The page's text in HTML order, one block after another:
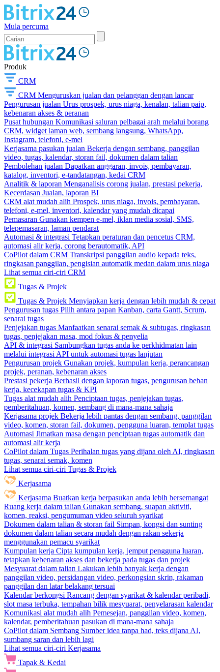
Mula percuma
Produk
CRM
CRM Menguruskan jualan dan pelanggan dengan lancar
Pengurusan jualan Urus prospek, urus niaga, kenalan, talian paip,
kebenaran akses & peranan
Pusat hubungan Komunikasi saluran pelbagai arah melalui borang
CRM, widget laman web, sembang langsung, WhatsApp,
Instagram, telefoni, e-mel
Kerjasama pasukan jualan Bekerja dengan sembang, panggilan
video, tugas, kalendar, storan fail, dokumen dalam talian
Pembolehan jualan Dapatkan anggaran, invois, pembayaran,
katalog, inventori, e-tandatangan, kedai CRM
Analitik & laporan Menganalisis corong jualan, prestasi pekerja,
Kecerdasan Jualan, laporan BI
CRM alat mudah alih Prospek, urus niaga, invois, pembayaran,
telefoni, e-mel, inventori, kalendar yang mudah dicapai
Pemasaran Gunakan kempen e-mel, iklan media sosial, SMS,
telepemasaran, laman pendarat
Automasi & integrasi Tetapkan peraturan dan pencetus CRM,
automasi alir kerja, corong berautomatik, API
CoPilot dalam CRM Transkripsi panggilan audio kepada teks,
ringkasan panggilan, pengisian automatik medan dalam urus niaga
Lihat semua ciri-ciri CRM
Tugas & Projek
Tugas & Projek Menyiapkan kerja dengan lebih mudah & cepat
Pengurusan tugas Pilih antara papan Kanban, carta Gantt, Scrum,
senarai tugas
Penjejakan tugas Manfaatkan senarai semak & subtugas, ringkasan
tugas, penjejakan masa, mod fokus & penyelia
API & integrasi Sambungkan tugas anda ke perkhidmatan lain
melalui integrasi API untuk automasi tugas lanjutan
Pengurusan projek Gunakan projek, kumpulan kerja, perancangan
projek, peranan, kebenaran akses
Prestasi pekerja Berhasil dengan laporan tugas, pengurusan beban
kerja, kecekapan tugas & KPI
Tugas alat mudah alih Penciptaan tugas, penjejakan tugas,
pemberitahuan, komen, sembang di mana-mana sahaja
Kerjasama projek Bekerja lebih pantas dengan sembang, panggilan
video, komen, storan fail, dokumen, pengguna luaran, templat tugas
Automasi Jimatkan masa dengan penciptaan tugas automatik dan
automasi alir kerja
CoPilot dalam Tugas Perihalan tugas yang dijana oleh AI, ringkasan
tugas, senarai semak, komen
Lihat semua ciri-ciri Tugas & Projek
Kerjasama
Kerjasama Buatkan kerja berpasukan anda lebih bersemangat
Ruang kerja dalam talian Gunakan sembang, suapan aktiviti,
komen, reaksi, pengumuman video seluruh syarikat
Dokumen dalam talian & storan fail Simpan, kongsi dan sunting
dokumen dalam talian secara mudah dengan rakan sekerja
menggunakan pemacu syarikat
Kumpulan kerja Cipta kumpulan kerja, jemput pengguna luaran,
tetapkan kebenaran akses dan bekerja pada tugas dan projek
Mesyuarat dalam talian Lakukan lebih banyak kerja dengan
panggilan video, persidangan video, perkongsian skrin, rakaman
panggilan dan latar belakang tersuai
Kalendar berkongsi Rancang dengan syarikat & kalendar peribadi,
slot masa terbuka, tempahan bilik mesyuarat, penyelarasan kalendar
Komunikasi alat mudah alih Pemesejan, panggilan video, komen,
kalendar, pemberitahuan pasukan di mana-mana sahaja
CoPilot dalam Sembang Sumber idea tanpa had, teks dijana AI,
sumbang saran dan lebih lagi
Lihat semua ciri-ciri Kerjasama
Tapak & Kedai